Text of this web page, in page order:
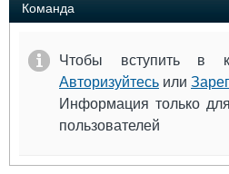
Команда
Чтобы вступить в
Авторизуйтесь или
Информация только
пользователей